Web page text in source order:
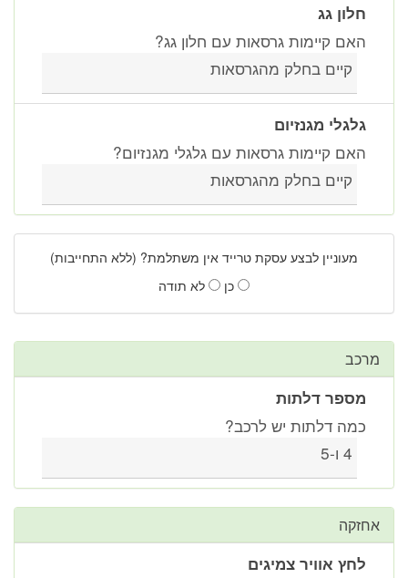
חלון גג
האם קיימות גרסאות עם חלון גג?
קיים בחלק מהגרסאות
גלגלי מגנזיום
האם קיימות גרסאות עם גלגלי מגנזיום?
קיים בחלק מהגרסאות
מעוניין לבצע עסקת טרייד אין משתלמת? (ללא התחייבות)
כן
לא תודה
מרכב
מספר דלתות
כמה דלתות יש לרכב?
4 ו-5
אחזקה
לחץ אוויר צמיגים